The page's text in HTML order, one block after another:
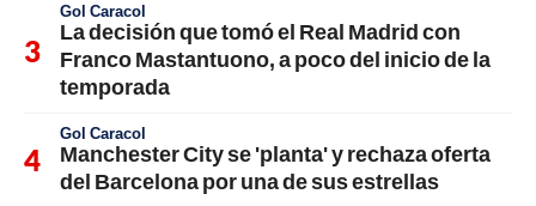
Gol Caracol
La decisión que tomó el Real Madrid con
Franco Mastantuono, a poco del inicio de la
temporada
Gol Caracol
Manchester City se 'planta' y rechaza oferta
del Barcelona por una de sus estrellas